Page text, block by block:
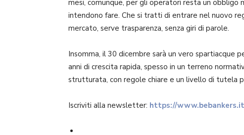
mesi, comunque, per gli operatori resta un
intendono fare. Che si tratti di entrare nel nuovo
mercato, serve trasparenza, senza giri di parole.
Insomma, il 30 dicembre sarà un vero spartiacque
anni di crescita rapida, spesso in un terreno
strutturata, con regole chiare e un livello di tutela
Iscriviti alla newsletter: https://